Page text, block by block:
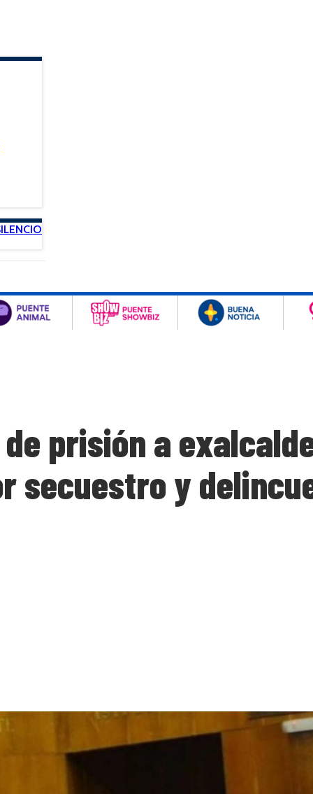
prisión a
secuestro y